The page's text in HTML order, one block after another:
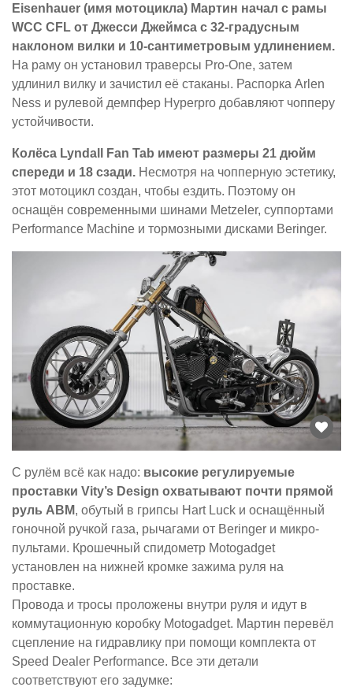
Eisenhauer (имя мотоцикла) Мартин начал с рамы
WCC CFL от Джесси Джеймса с 32-градусным
наклоном вилки и 10-сантиметровым удлинением.
На раму он установил траверсы Pro-One, затем
удлинил вилку и зачистил её стаканы. Распорка Arlen
Ness и рулевой демпфер Hyperpro добавляют чопперу
устойчивости.
Колёса Lyndall Fan Tab имеют размеры 21 дюйм
спереди и 18 сзади. Несмотря на чопперную эстетику,
этот мотоцикл создан, чтобы ездить. Поэтому он
оснащён современными шинами Metzeler, суппортами
Performance Machine и тормозными дисками Beringer.
С рулём всё как надо: высокие регулируемые
проставки Vity’s Design охватывают почти прямой
руль ABM, обутый в грипсы Hart Luck и оснащённый
гоночной ручкой газа, рычагами от Beringer и микро-
пультами. Крошечный спидометр Motogadget
установлен на нижней кромке зажима руля на
проставке.
Провода и тросы проложены внутри руля и идут в
коммутационную коробку Motogadget. Мартин перевёл
сцепление на гидравлику при помощи комплекта от
Speed Dealer Performance. Все эти детали
соответствуют его задумке: